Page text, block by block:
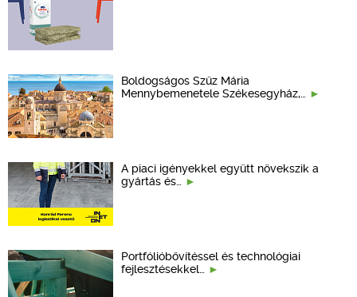
Boldogságos Szűz Mária
Mennybemenetele Székesegyház,…
A piaci igényekkel együtt növekszik a
gyártás és…
Portfólióbővítéssel és technológiai
fejlesztésekkel…